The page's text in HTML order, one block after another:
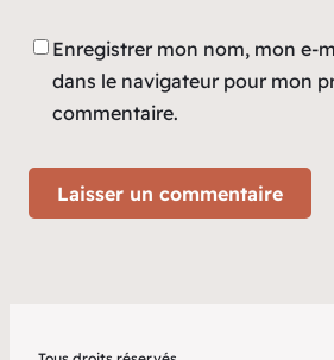
Enregistrer mon nom, mon e-
dans le navigateur pour mon
commentaire.